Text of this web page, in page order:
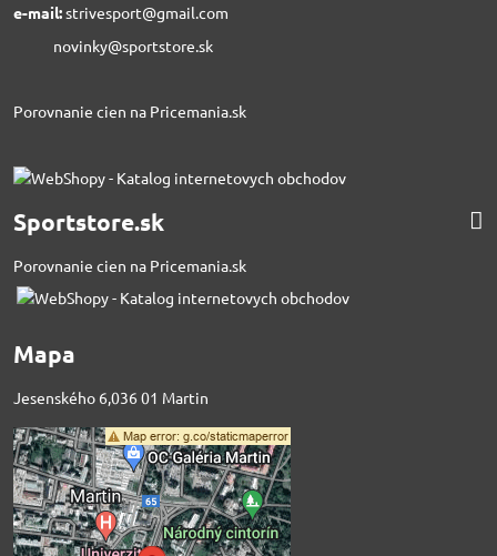
e-mail:strivesport@gmail.com
novinky@sportstore.sk
Porovnanie cien na Pricemania.sk
Sportstore.sk
Porovnanie cien na Pricemania.sk
Mapa
Jesenského 6,036 01 Martin
Externý obsah je
blokovaný Voľbami
súkromia